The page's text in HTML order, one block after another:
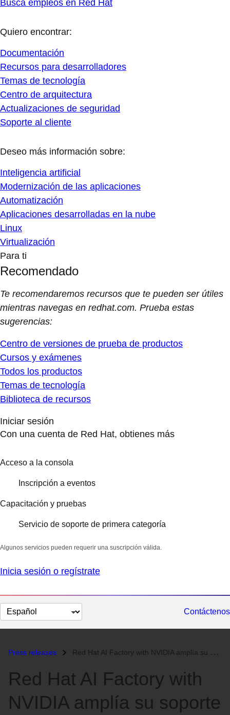
Busca empleos en Red Hat
Quiero encontrar:
Documentación
Recursos para desarrolladores
Temas de tecnología
Centro de arquitectura
Actualizaciones de seguridad
Soporte al cliente
Deseo más información sobre:
Inteligencia artificial
Modernización de las aplicaciones
Automatización
Aplicaciones desarrolladas en la nube
Linux
Virtualización
Para ti
Recomendado
Te recomendaremos recursos que te pueden ser útiles
mientras navegas en redhat.com. Prueba estas
sugerencias:
Centro de versiones de prueba de productos
Cursos y exámenes
Todos los productos
Temas de tecnología
Biblioteca de recursos
Iniciar sesión
Con una cuenta de Red Hat, obtienes más
Acceso a la consola
Inscripción a eventos
Capacitación y pruebas
Servicio de soporte de primera categoría
Algunos servicios pueden requerir una suscripción válida.
Inicia sesión o regístrate
Cambiar
el
Contáctenos
Press releases Red Hat AI Factory with NVIDIA amplía su soporte para una nueva clase...
Red Hat AI Factory with
NVIDIA amplía su soporte